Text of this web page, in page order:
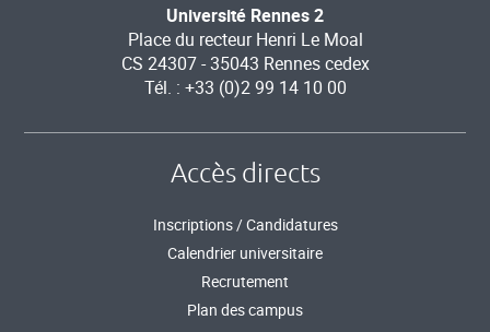
Université Rennes 2
Place du recteur Henri Le Moal
CS 24307 - 35043 Rennes cedex
Tél. : +33 (0)2 99 14 10 00
Accès directs
Inscriptions / Candidatures
Calendrier universitaire
Recrutement
Plan des campus